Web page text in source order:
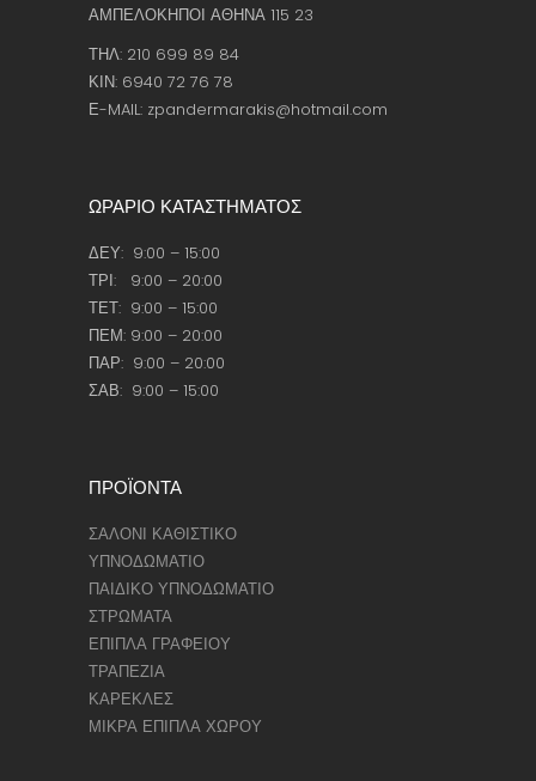
ΑΜΠΕΛΟΚΗΠΟΙ ΑΘΗΝΑ 115 23
ΤΗΛ: 210 699 89 84
ΚΙΝ: 6940 72 76 78
Ε-MAIL: zpandermarakis@hotmail.com
ΩΡΑΡΙΟ ΚΑΤΑΣΤΗΜΑΤΟΣ
ΔΕΥ: 9:00 – 15:00
ΤΡΙ: 9:00 – 20:00
ΤΕΤ: 9:00 – 15:00
ΠΕΜ: 9:00 – 20:00
ΠΑΡ: 9:00 – 20:00
ΣΑΒ: 9:00 – 15:00
ΠΡΟΪΟΝΤΑ
ΣΑΛΟΝΙ ΚΑΘΙΣΤΙΚΟ
ΥΠΝΟΔΩΜΑΤΙΟ
ΠΑΙΔΙΚΟ ΥΠΝΟΔΩΜΑΤΙΟ
ΣΤΡΩΜΑΤΑ
ΕΠΙΠΛΑ ΓΡΑΦΕΙΟΥ
ΤΡΑΠΕΖΙΑ
ΚΑΡΕΚΛΕΣ
ΜΙΚΡΑ ΕΠΙΠΛΑ ΧΩΡΟΥ